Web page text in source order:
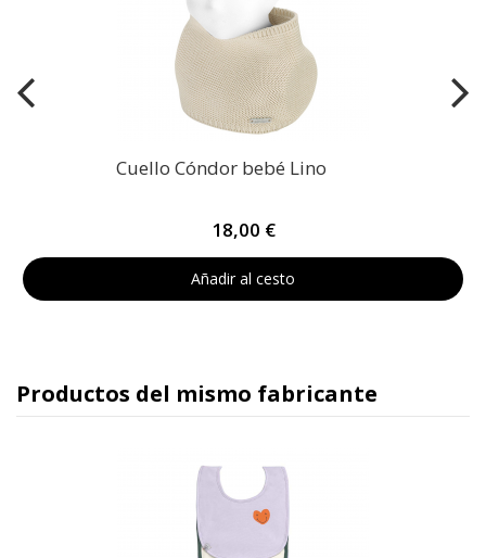
Cuello Cóndor bebé Lino
18,00 €
Añadir al cesto
Productos del mismo fabricante